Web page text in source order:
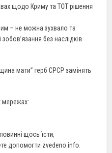
щодо Криму та ТОТ рішення
– не можна зухвало та
без наслідків.
мати” герб СРСР замінять
мережах:
щось їсти,
допомогти zvedeno.info.